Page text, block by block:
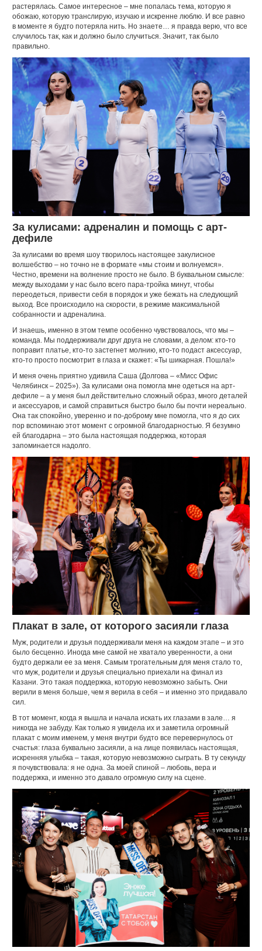
растерялась. Самое интересное – мне попалась тема, которую я
обожаю, которую транслирую, изучаю и искренне люблю. И все равно
в моменте я будто потеряла нить. Но знаете… я правда верю, что все
случилось так, как и должно было случиться. Значит, так было
правильно.
За кулисами: адреналин и помощь с арт-
дефиле
За кулисами во время шоу творилось настоящее закулисное
волшебство – но точно не в формате «мы стоим и волнуемся».
Честно, времени на волнение просто не было. В буквальном смысле:
между выходами у нас было всего пара-тройка минут, чтобы
переодеться, привести себя в порядок и уже бежать на следующий
выход. Все происходило на скорости, в режиме максимальной
собранности и адреналина.
И знаешь, именно в этом темпе особенно чувствовалось, что мы –
команда. Мы поддерживали друг друга не словами, а делом: кто-то
поправит платье, кто-то застегнет молнию, кто-то подаст аксессуар,
кто-то просто посмотрит в глаза и скажет: «Ты шикарная. Пошла!»
И меня очень приятно удивила Саша (Долгова – «Мисс Офис
Челябинск – 2025»). За кулисами она помогла мне одеться на арт-
дефиле – а у меня был действительно сложный образ, много деталей
и аксессуаров, и самой справиться быстро было бы почти нереально.
Она так спокойно, уверенно и по-доброму мне помогла, что я до сих
пор вспоминаю этот момент с огромной благодарностью. Я безумно
ей благодарна – это была настоящая поддержка, которая
запоминается надолго.
Плакат в зале, от которого засияли глаза
Муж, родители и друзья поддерживали меня на каждом этапе – и это
было бесценно. Иногда мне самой не хватало уверенности, а они
будто держали ее за меня. Самым трогательным для меня стало то,
что муж, родители и друзья специально приехали на финал из
Казани. Это такая поддержка, которую невозможно забыть. Они
верили в меня больше, чем я верила в себя – и именно это придавало
сил.
В тот момент, когда я вышла и начала искать их глазами в зале… я
никогда не забуду. Как только я увидела их и заметила огромный
плакат с моим именем, у меня внутри будто все перевернулось от
счастья: глаза буквально засияли, а на лице появилась настоящая,
искренняя улыбка – такая, которую невозможно сыграть. В ту секунду
я почувствовала: я не одна. За моей спиной – любовь, вера и
поддержка, и именно это давало огромную силу на сцене.